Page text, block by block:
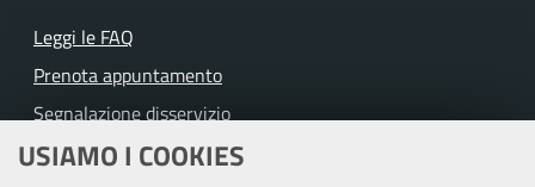
USIAMO I COOKIES
Leggi le FAQ
Prenota appuntamento
Segnalazione disservizio
Richiesta assistenza